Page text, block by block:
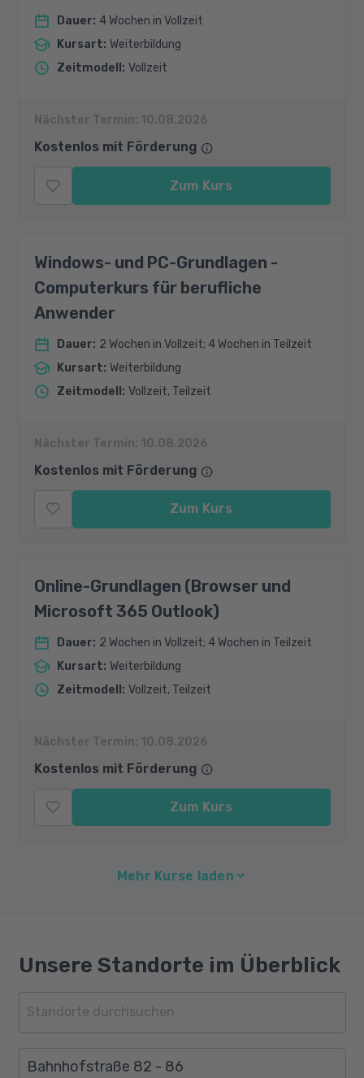
Dauer: 4 Wochen in Vollzeit
Kursart: Weiterbildung
Zeitmodell: Vollzeit
Nächster Termin: 10.08.2026
Kostenlos mit Förderung
Zum Kurs
Windows- und PC-Grundlagen -
Computerkurs für berufliche
Anwender
Dauer: 2 Wochen in Vollzeit; 4 Wochen in Teilzeit
Kursart: Weiterbildung
Zeitmodell : Vollzeit, Teilzeit
Nächster Termin: 10.08.2026
Kostenlos mit Förderung
Zum Kurs
Online-Grundlagen (Browser und
Microsoft 365 Outlook)
Dauer: 2 Wochen in Vollzeit; 4 Wochen in Teilzeit
Kursart: Weiterbildung
Zeitmodell : Vollzeit, Teilzeit
Nächster Termin: 10.08.2026
Kostenlos mit Förderung
Zum Kurs
Mehr Kurse laden
Unsere Standorte im Überblick
Bahnhofstraße 82 - 86